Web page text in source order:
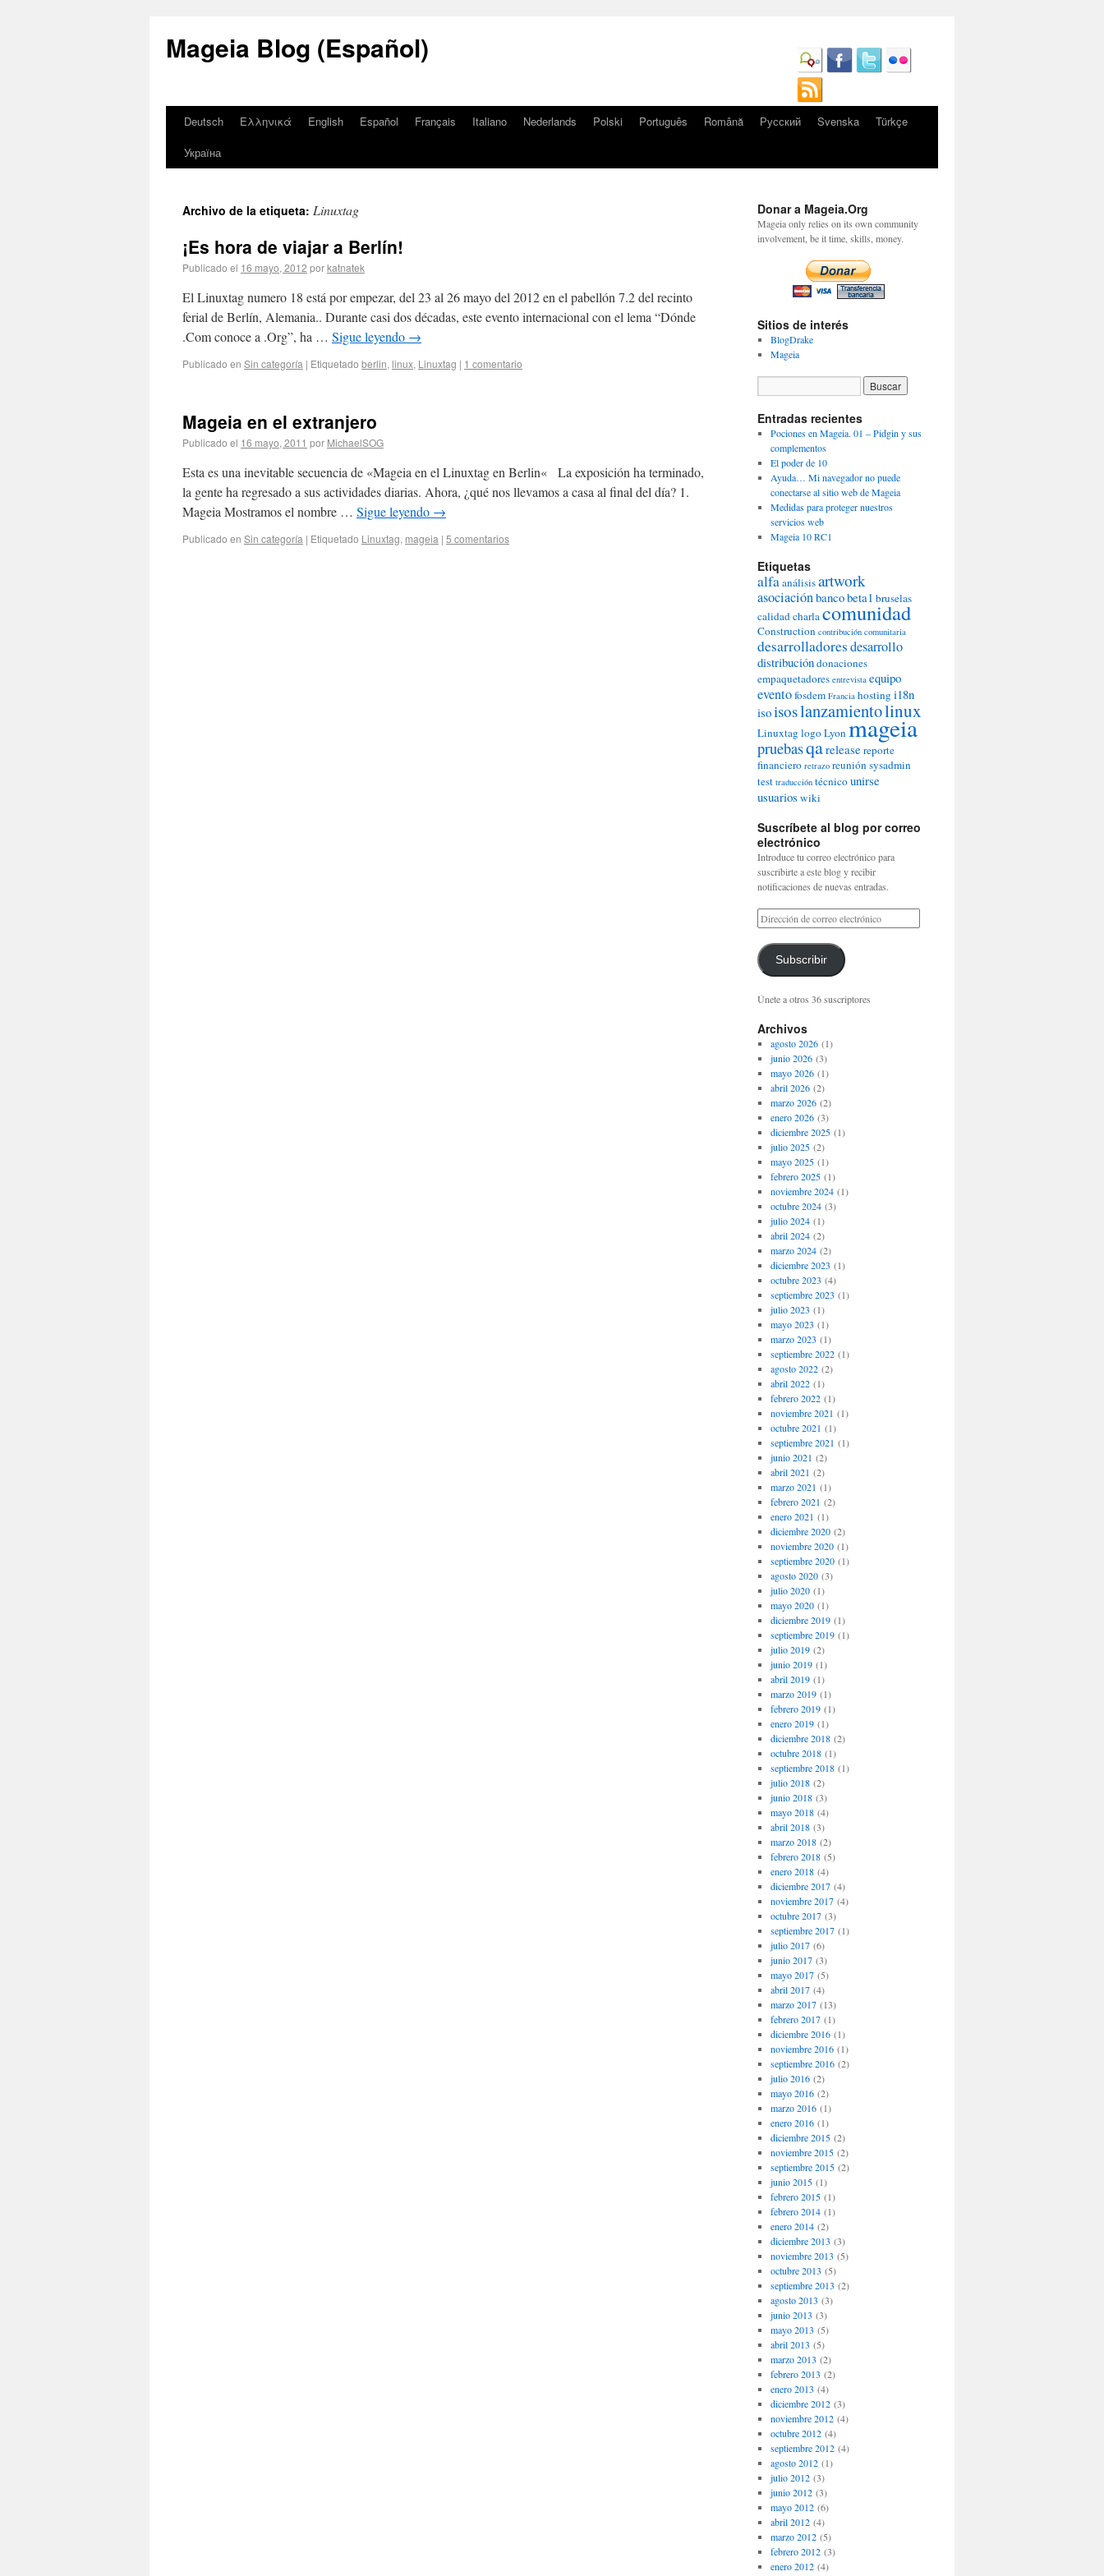
Mageia Blog (Español)
Deutsch Ελληνικά English Español Français Italiano Nederlands Polski Português Română Русский Svenska
Türkçe
Україна
Archivo de la etiqueta: Linuxtag
¡Es hora de viajar a Berlín!
Publicado el 16 mayo, 2012 porkatnatek
El Linuxtag numero 18 está por empezar, del 23 al 26 mayo del 2012 en el pabellón 7.2 del recinto
ferial de Berlín, Alemania.. Durante casi dos décadas, este evento internacional con el lema “Dónde
.Com conoce a .Org”, ha … Sigue leyendo →
Publicado en Sin categoría | Etiquetado berlin, linux, Linuxtag | 1 comentario
Mageia en el extranjero
Publicado el 16 mayo, 2011 por MichaelSOG
Esta es una inevitable secuencia de «Mageia en el Linuxtag en Berlin« La exposición ha terminado,
la gente ha regresado a sus actividades diarias. Ahora, ¿qué nos llevamos a casa al final del día? 1.
Mageia Mostramos el nombre … Sigue leyendo →
Publicado en Sin categoría | Etiquetado Linuxtag, mageia | 5 comentarios
Donar a Mageia.Org
Mageia only relies on its own community
involvement, be it time, skills, money.
Sitios de interés
BlogDrake
Mageia
Entradas recientes
Pociones en Mageia. 01 – Pidgin y sus
complementos
El poder de 10
Ayuda… Mi navegador no puede
conectarse al sitio web de Mageia
Medidas para proteger nuestros
servicios web
Mageia 10 RC1
Etiquetas
alfaanálisisartwork
asociaciónbancobeta1 bruselas
calidadcharlacomunidad
Construction contribución comunitaria
desarrolladoresdesarrollo
distribucióndonaciones
empaquetadores entrevista equipo
eventofosdem Francia hosting i18n
isoisoslanzamientolinux
Linuxtag logoLyonmageia
pruebasqareleasereporte
financiero retrazo reuniónsysadmin
test traducción técnicounirse
usuarios wiki
Suscríbete al blog por correo
electrónico
Introduce tu correo electrónico para
suscribirte a este blog y recibir
notificaciones de nuevas entradas.
Subscribir
Únete a otros 36 suscriptores
Archivos
agosto 2026(1)
junio 2026(3)
mayo 2026(1)
abril 2026(2)
marzo 2026(2)
enero 2026(3)
diciembre 2025(1)
julio 2025(2)
mayo 2025(1)
febrero 2025(1)
noviembre 2024(1)
octubre 2024(3)
julio 2024(1)
abril 2024(2)
marzo 2024(2)
diciembre 2023 (1)
octubre 2023 (4)
septiembre 2023 (1)
julio 2023 (1)
mayo 2023 (1)
marzo 2023 (1)
septiembre 2022(1)
agosto 2022(2)
abril 2022(1)
febrero 2022(1)
noviembre 2021 (1)
octubre 2021 (1)
septiembre 2021 (1)
junio 2021 (2)
abril 2021 (2)
marzo 2021 (1)
febrero 2021 (2)
enero 2021 (1)
diciembre 2020(2)
noviembre 2020(1)
septiembre 2020(1)
agosto 2020(3)
julio 2020(1)
mayo 2020(1)
diciembre 2019(1)
septiembre 2019(1)
julio 2019(2)
junio 2019(1)
abril 2019(1)
marzo 2019(1)
febrero 2019(1)
enero 2019(1)
diciembre 2018(2)
octubre 2018(1)
septiembre 2018(1)
julio 2018(2)
junio 2018(3)
mayo 2018(4)
abril 2018(3)
marzo 2018(2)
febrero 2018(5)
enero 2018(4)
diciembre 2017(4)
noviembre 2017(4)
octubre 2017(3)
septiembre 2017(1)
julio 2017(6)
junio 2017(3)
mayo 2017(5)
abril 2017(4)
marzo 2017(13)
febrero 2017(1)
diciembre 2016(1)
noviembre 2016(1)
septiembre 2016(2)
julio 2016(2)
mayo 2016(2)
marzo 2016(1)
enero 2016(1)
diciembre 2015(2)
noviembre 2015(2)
septiembre 2015(2)
junio 2015(1)
febrero 2015(1)
febrero 2014(1)
enero 2014(2)
diciembre 2013 (3)
noviembre 2013 (5)
octubre 2013 (5)
septiembre 2013 (2)
agosto 2013 (3)
junio 2013 (3)
mayo 2013 (5)
abril 2013 (5)
marzo 2013 (2)
febrero 2013 (2)
enero 2013 (4)
diciembre 2012(3)
noviembre 2012(4)
octubre 2012(4)
septiembre 2012(4)
agosto 2012(1)
julio 2012(3)
junio 2012(3)
mayo 2012(6)
abril 2012(4)
marzo 2012(5)
febrero 2012(3)
enero 2012(4)